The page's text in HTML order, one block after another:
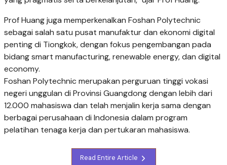
Prof Huang juga memperkenalkan Foshan Polytechnic
sebagai salah satu pusat manufaktur dan ekonomi digital
penting di Tiongkok, dengan fokus pengembangan pada
bidang smart manufacturing, renewable energy, dan digital
economy.
Foshan Polytechnic merupakan perguruan tinggi vokasi
negeri unggulan di Provinsi Guangdong dengan lebih dari
12.000 mahasiswa dan telah menjalin kerja sama dengan
berbagai perusahaan di Indonesia dalam program
pelatihan tenaga kerja dan pertukaran mahasiswa.
Read Entire Article